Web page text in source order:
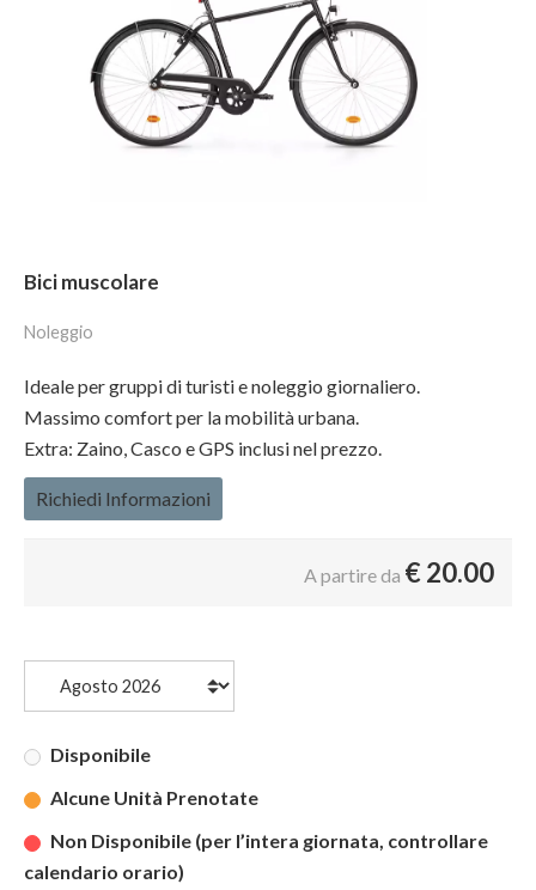
Bici muscolare
Noleggio
Ideale per gruppi di turisti e noleggio giornaliero.
Massimo comfort per la mobilità urbana.
Extra: Zaino, Casco e GPS inclusi nel prezzo.
Richiedi Informazioni
A partire da €20.00
Disponibile
Alcune Unità Prenotate
Non Disponibile (per l’intera giornata, controllare
calendario orario)